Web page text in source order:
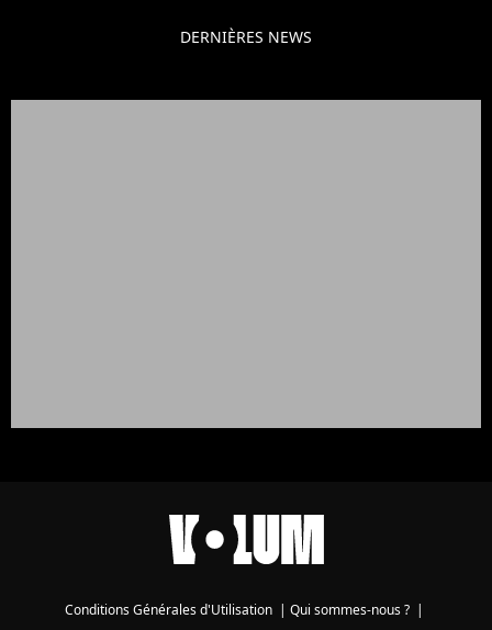
DERNIÈRES NEWS
Conditions Générales d'Utilisation | Qui sommes-nous ? |